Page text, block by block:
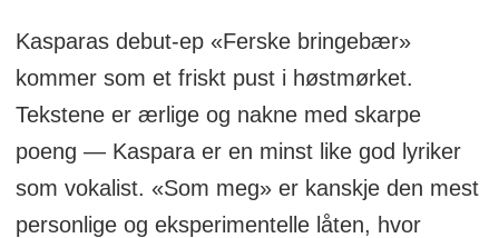
Kasparas debut-ep «Ferske bringebær»
kommer som et friskt pust i høstmørket.
Tekstene er ærlige og nakne med skarpe
poeng — Kaspara er en minst like god lyriker
som vokalist. «Som meg» er kanskje den mest
personlige og eksperimentelle låten, hvor